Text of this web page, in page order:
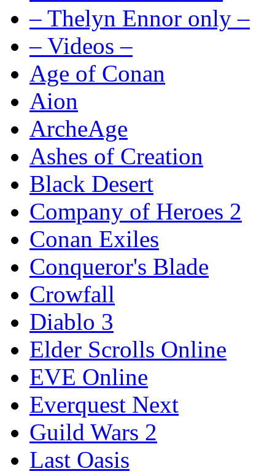
– Thelyn Ennor only –
– Videos –
Age of Conan
Aion
ArcheAge
Ashes of Creation
Black Desert
Company of Heroes 2
Conan Exiles
Conqueror's Blade
Crowfall
Diablo 3
Elder Scrolls Online
EVE Online
Everquest Next
Guild Wars 2
Last Oasis